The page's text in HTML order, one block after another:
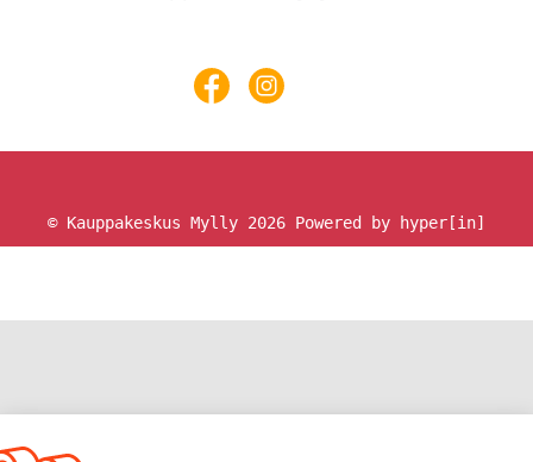
© Kauppakeskus Mylly 2026 Powered by hyper[in]